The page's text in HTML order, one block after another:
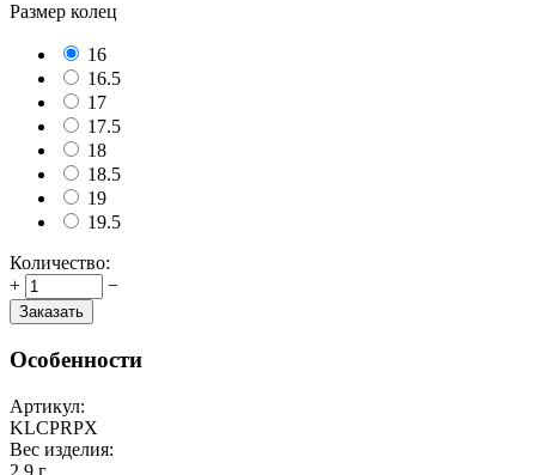
Размер колец
16
16.5
17
17.5
18
18.5
19
19.5
Количество:
+
−
Заказать
Особенности
Артикул:
KLCPRPX
Вес изделия:
2,9 г